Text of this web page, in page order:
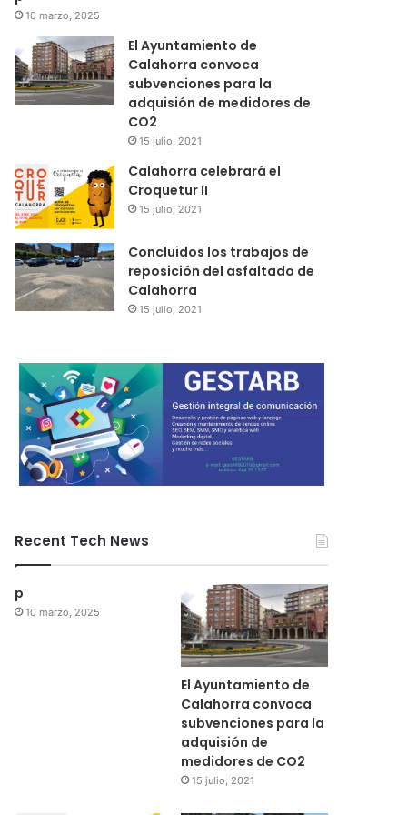
10 marzo, 2025
El Ayuntamiento de
Calahorra convoca
subvenciones para la
adquisión de medidores de
CO2
15 julio, 2021
Calahorra celebrará el
Croquetur II
15 julio, 2021
Concluidos los trabajos de
reposición del asfaltado de
Calahorra
15 julio, 2021
Recent Tech News
p
10 marzo, 2025
El Ayuntamiento de
Calahorra convoca
subvenciones para la
adquisión de
medidores de CO2
15 julio, 2021